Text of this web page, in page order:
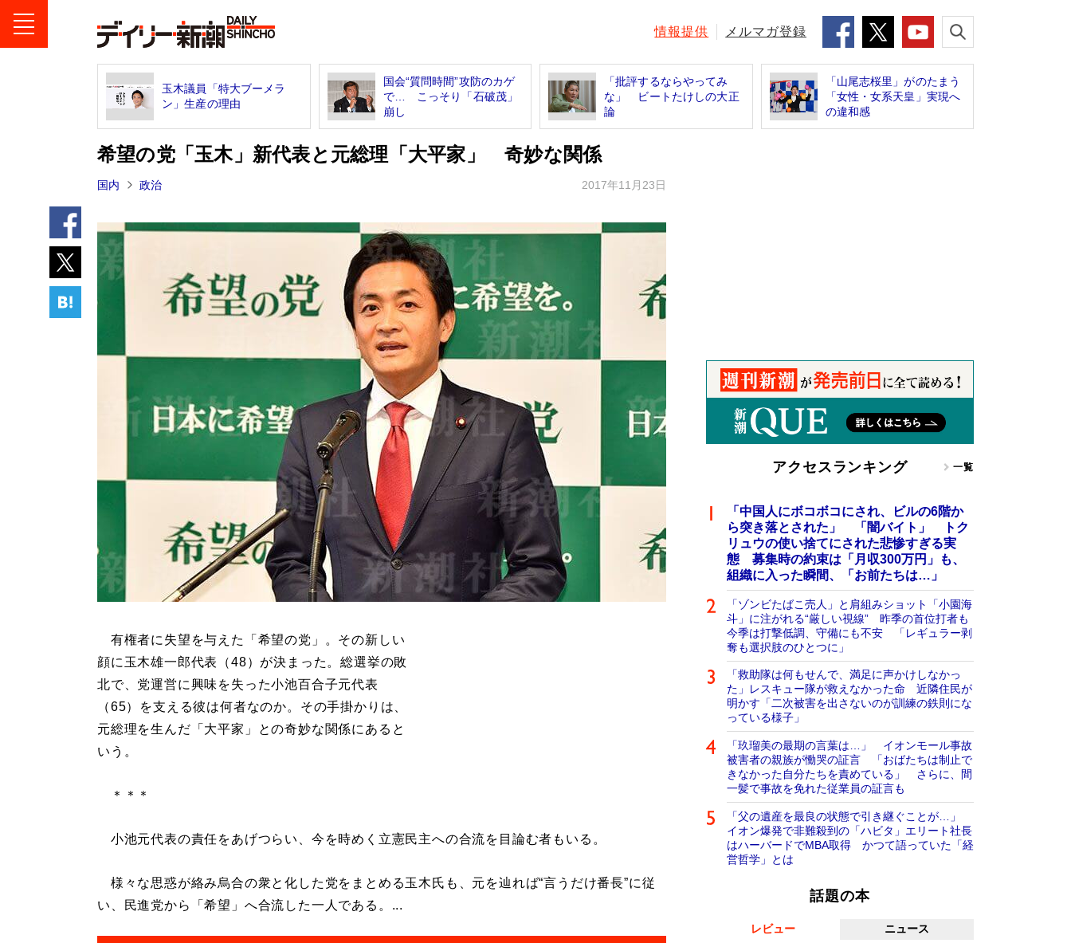
情報提供 メルマガ登録
玉木議員「特大ブーメラ
ン」生産の理由
国会“質問時間”攻防のカゲ
で… こっそり「石破茂」
崩し
「批評するならやってみ
な」 ビートたけしの大正
論
「山尾志桜里」がのたまう
「女性・女系天皇」実現へ
の違和感
希望の党「玉木」新代表と元総理「大平家」 奇妙な関係
国内 政治 2017年11月23日
有権者に失望を与えた「希望の党」。その新しい
顔に玉木雄一郎代表（48）が決まった。総選挙の敗
北で、党運営に興味を失った小池百合子元代表
（65）を支える彼は何者なのか。その手掛かりは、
元総理を生んだ「大平家」との奇妙な関係にあると
いう。
＊＊＊
小池元代表の責任をあげつらい、今を時めく立憲民主への合流を目論む者もいる。
様々な思惑が絡み烏合の衆と化した党をまとめる玉木氏も、元を辿れば“言うだけ番長”に従
い、民進党から「希望」へ合流した一人である。...
アクセスランキング 一覧
「中国人にボコボコにされ、ビルの6階か
ら突き落とされた」 「闇バイト」 トク
リュウの使い捨てにされた悲惨すぎる実
態 募集時の約束は「月収300万円」も、
組織に入った瞬間、「お前たちは…」
「ゾンビたばこ売人」と肩組みショット「小園海
斗」に注がれる“厳しい視線” 昨季の首位打者も
今季は打撃低調、守備にも不安 「レギュラー剥
奪も選択肢のひとつに」
「救助隊は何もせんで、満足に声かけしなかっ
た」レスキュー隊が救えなかった命 近隣住民が
明かす「二次被害を出さないのが訓練の鉄則にな
っている様子」
「玖瑠美の最期の言葉は…」 イオンモール事故
被害者の親族が慟哭の証言 「おばたちは制止で
きなかった自分たちを責めている」 さらに、間
一髪で事故を免れた従業員の証言も
「父の遺産を最良の状態で引き継ぐことが…」
イオン爆発で非難殺到の「ハビタ」エリート社長
はハーバードでMBA取得 かつて語っていた「経
営哲学」とは
話題の本
レビュー ニュース